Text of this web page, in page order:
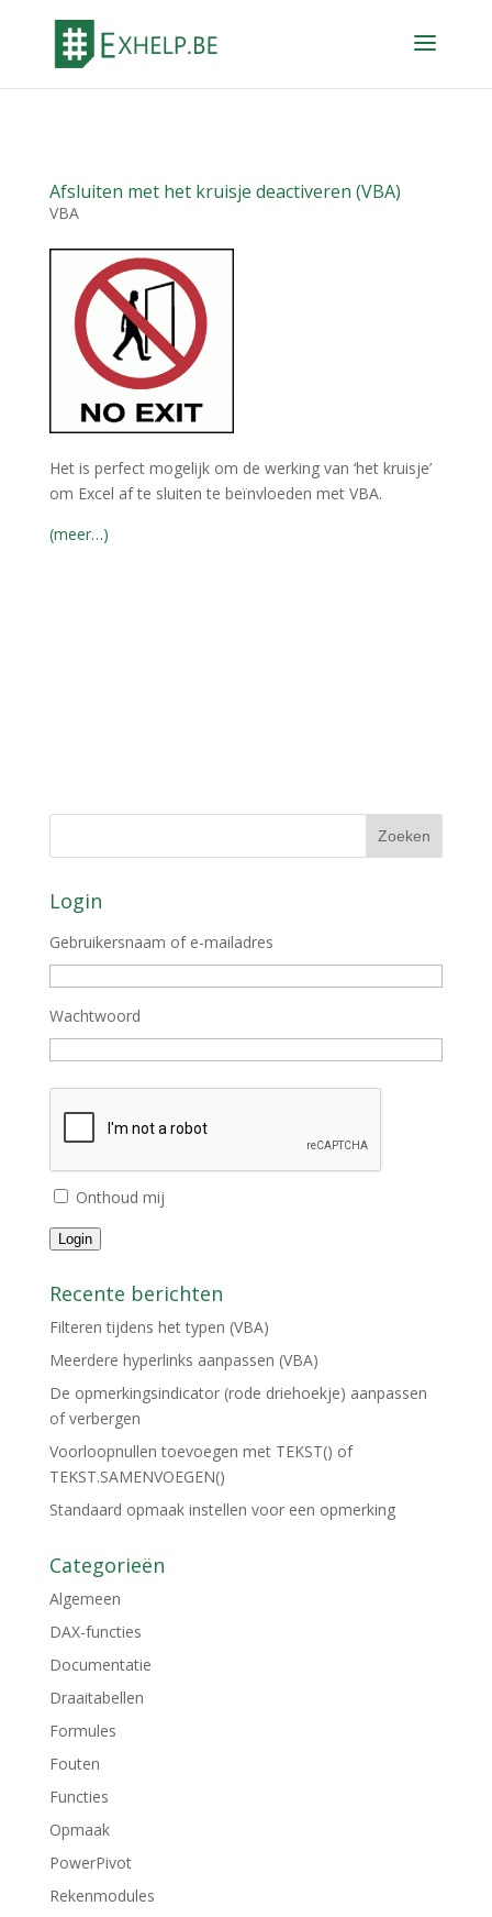
Afsluiten met het kruisje deactiveren (VBA)
VBA
Het is perfect mogelijk om de werking van ‘het kruisje’
om Excel af te sluiten te beïnvloeden met VBA.
(meer…)
Login
Gebruikersnaam of e-mailadres
Wachtwoord
Onthoud mij
Login
Recente berichten
Filteren tijdens het typen (VBA)
Meerdere hyperlinks aanpassen (VBA)
De opmerkingsindicator (rode driehoekje) aanpassen
of verbergen
Voorloopnullen toevoegen met TEKST() of
TEKST.SAMENVOEGEN()
Standaard opmaak instellen voor een opmerking
Categorieën
Algemeen
DAX-functies
Documentatie
Draaitabellen
Formules
Fouten
Functies
Opmaak
PowerPivot
Rekenmodules